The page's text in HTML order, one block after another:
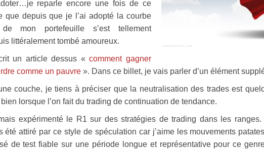
reparle encore une fois de ce
que depuis que je l’ai adopté la courbe
mon portefeuille s’est tellement
littéralement tombé amoureux.
un article dessus «comment gagner
comme un pauvre ». Dans ce billet, je vais parler d’un élément
couche, je tiens à préciser que la neutralisation des trades est
lorsque l’on fait du trading de continuation de tendance.
expérimenté le R1 sur des stratégies de trading dans les
été attiré par ce style de spéculation car j’aime les mouvements
de test fiable sur une période longue et représentative pour ce